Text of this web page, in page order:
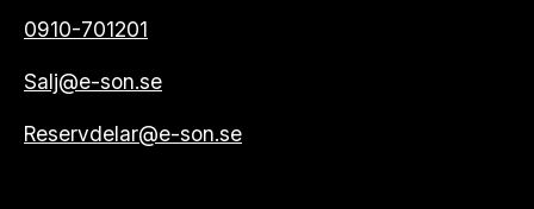
0910-701201
Salj@e-son.se
Reservdelar@e-son.se